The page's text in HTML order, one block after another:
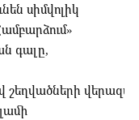
սիմվոլիկ
գալը,
շեղվածների